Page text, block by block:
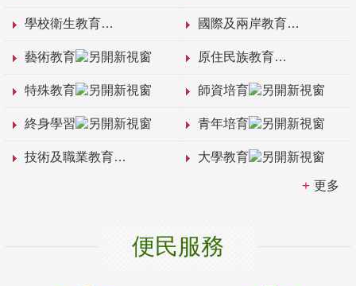
學校衛生教育 國際及兩岸教育
藝術教育 原住民族教育
特殊教育 師資培育
終身學習 青年培育
技術及職業教育 大學教育
更多
便民服務